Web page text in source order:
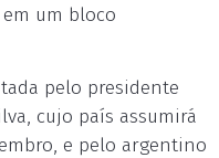
um bloco
pelo presidente
cujo país assumirá
e pelo argentino